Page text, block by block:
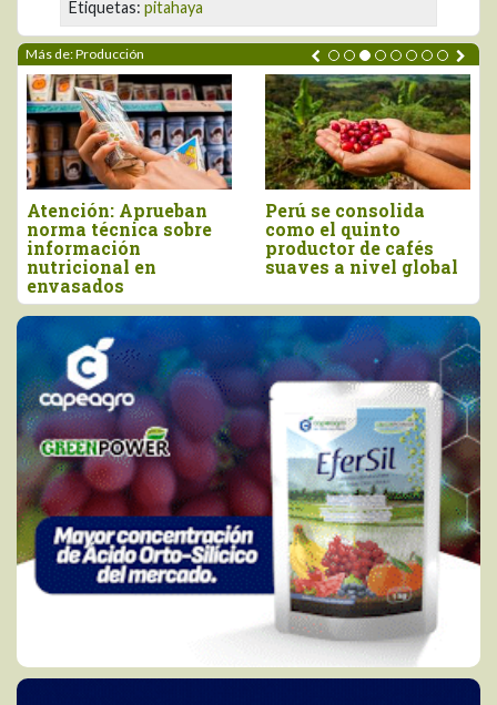
Etiquetas: pitahaya
Más de: Producción
Aprueban
sobre
en
Perú se consolida
como el quinto
productor de cafés
suaves a nivel global
de
las 13.935
en 2025